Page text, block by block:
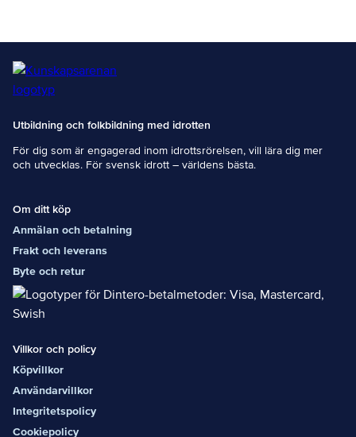
i
lärplattforme
n,
tillsammans
som
obligatorisk
kurslitteratur.
gemensamm
a
träffen/träffar
na sker
gruppövning
ar och
praktisk
tillämpning.&
utbildare
stöd under
den digitala
leder
träffarna.&nb
Utbildning och folkbildning med idrotten
För dig som är engagerad inom idrottsrörelsen, vill lära dig mer
och utvecklas. För svensk idrott – världens bästa.
Om ditt köp
Anmälan och betalning
Frakt och leverans
Byte och retur
Villkor och policy
Köpvillkor
Användarvillkor
Integritetspolicy
Cookiepolicy